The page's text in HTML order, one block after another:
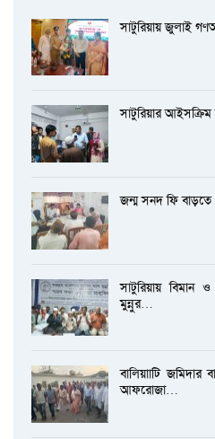
সাটুরিয়ায় জুলাই
সাটুরিয়ার
জন্ম সনদ ফি বাড়তে
সাটুরিয়ায় বিমান ও
মুন্নুর…
বালিয়াাটি জমিদার
আফরোজা…